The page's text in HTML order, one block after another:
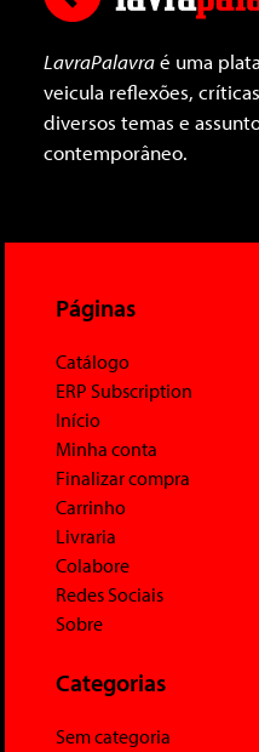
LavraPalavraé uma
veicula reflexões,
diversos temas e
contemporâneo.
Páginas
Catálogo
ERP Subscription
Início
Minha conta
Finalizar compra
Carrinho
Livraria
Colabore
Redes Sociais
Sobre
Categorias
Sem categoria